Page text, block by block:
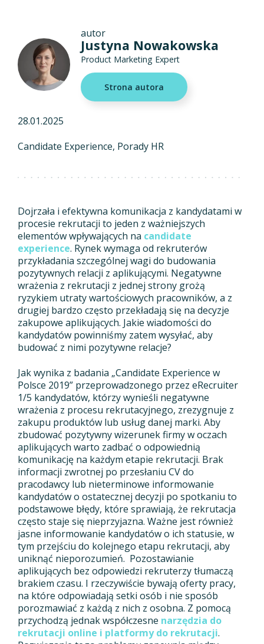
autor
Justyna Nowakowska
Product Marketing Expert
Strona autora
28.01.2025
Candidate Experience Porady HR
Dojrzała i efektywna komunikacja z kandydatami w
procesie rekrutacji to jeden z ważniejszych
elementów wpływających na candidate
experience. Rynek wymaga od rekruterów
przykładania szczególnej wagi do budowania
pozytywnych relacji z aplikującymi. Negatywne
wrażenia z rekrutacji z jednej strony grożą
ryzykiem utraty wartościowych pracowników, a z
drugiej bardzo często przekładają się na decyzje
zakupowe aplikujących. Jakie wiadomości do
kandydatów powinniśmy zatem wysyłać, aby
budować z nimi pozytywne relacje?
Jak wynika z badania „Candidate Experience w
Polsce 2019” przeprowadzonego przez eRecruiter
1/5 kandydatów, którzy wynieśli negatywne
wrażenia z procesu rekrutacyjnego, zrezygnuje z
zakupu produktów lub usług danej marki. Aby
zbudować pozytywny wizerunek firmy w oczach
aplikujących warto zadbać o odpowiednią
komunikację na każdym etapie rekrutacji. Brak
informacji zwrotnej po przesłaniu CV do
pracodawcy lub nieterminowe informowanie
kandydatów o ostatecznej decyzji po spotkaniu to
podstawowe błędy, które sprawiają, że rekrutacja
często staje się nieprzyjazna. Ważne jest również
jasne informowanie kandydatów o ich statusie, w
tym przejściu do kolejnego etapu rekrutacji, aby
uniknąć nieporozumień. Pozostawianie
aplikujących bez odpowiedzi rekruterzy tłumaczą
brakiem czasu. I rzeczywiście bywają oferty pracy,
na które odpowiadają setki osób i nie sposób
porozmawiać z każdą z nich z osobna. Z pomocą
przychodzą jednak współczesne narzędzia do
rekrutacji online i platformy do rekrutacji.